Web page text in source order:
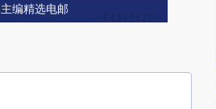
编精选电邮